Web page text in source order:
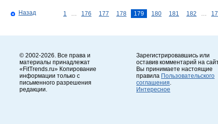
Назад 1 176 177 178 179 180 181 182
© 2002-2026. Все права и
материалы принадлежат
«FitTrends.ru» Копирование
информации только с
письменного разрешения
редакции.
Зарегистрировавшись или
оставив комментарий на
Вы принимаете настоящие
правила Пользовательского
соглашения
Интересное